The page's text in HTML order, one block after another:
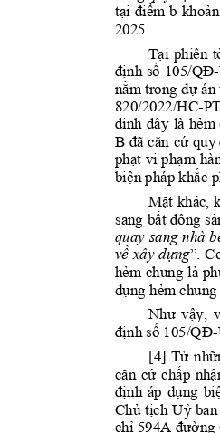
tại điểm b khoản
2025
Tại phiên t
định số 105/QĐ-
nằm trong dự án
820/2022/HC-
định đây là hẻm
B đã căn cứ quy
phạt vi phạm
biện pháp khắc
Mặt khác,
sang bất động
quay sang nhà
về xây dựng”.
hẻm chung là ph
dụng hẻm
Như vậy,
định số 105/QĐ-
[4] Từ
căn cứ chấp
định áp dụng
Chủ tịch Uỷ ban
chỉ 594A đường